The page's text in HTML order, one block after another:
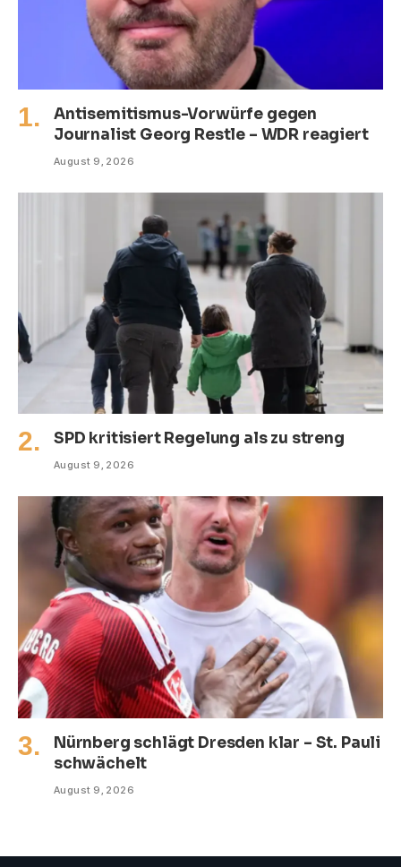
Antisemitismus-Vorwürfe gegen
Journalist Georg Restle – WDR reagiert
August 9, 2026
SPD kritisiert Regelung als zu streng
August 9, 2026
Nürnberg schlägt Dresden klar – St. Pauli
schwächelt
August 9, 2026